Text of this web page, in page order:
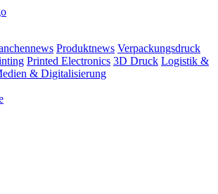
Produktnews Verpackungsdruck
Printed Electronics 3D Druck Logistik &
& Digitalisierung